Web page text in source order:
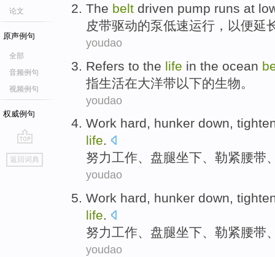
论文
原声例句
全部
音频例句
视频例句
权威例句
go
top
返回词典
The belt driven pump runs at
皮带驱动的泵低速运行 ，以便延
youdao
Refers to the life in the ocean
指生活在大洋带 以下的生物 。
youdao
Work hard, hunker down,
life.
努力工作、 盘腿坐下、 勒紧腰带
youdao
Work hard, hunker down,
life.
努力工作、 盘腿坐下、 勒紧腰带
youdao